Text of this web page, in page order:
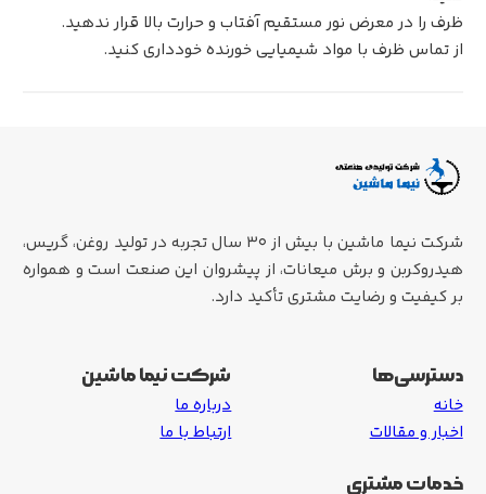
ظرف را در معرض نور مستقیم آفتاب و حرارت بالا قرار ندهید.
از تماس ظرف با مواد شیمیایی خورنده خودداری کنید.
شرکت نیما ماشین با بیش از ۳۰ سال تجربه در تولید روغن، گریس،
هیدروکربن و برش میعانات، از پیشروان این صنعت است و همواره
بر کیفیت و رضایت مشتری تأکید دارد.
دسترسی‌ها
خانه
اخبار و مقالات
شرکت نیما ماشین
درباره ما
ارتباط با ما
خدمات مشتری